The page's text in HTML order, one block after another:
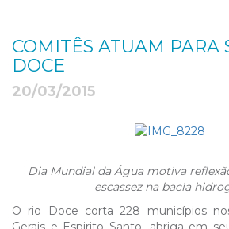
COMITÊS ATUAM PARA
DOCE
20/03/2015
Dia Mundial da Água motiva
escassez na bacia
O rio Doce corta 228 municípios